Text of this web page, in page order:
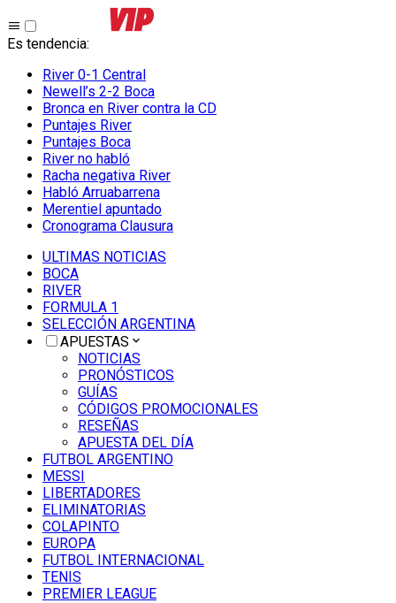
Es tendencia:
River 0-1 Central
Newell’s 2-2 Boca
Bronca en River contra la CD
Puntajes River
Puntajes Boca
River no habló
Racha negativa River
Habló Arruabarrena
Merentiel apuntado
Cronograma Clausura
ULTIMAS NOTICIAS
BOCA
RIVER
FORMULA 1
SELECCIÓN ARGENTINA
APUESTAS
NOTICIAS
PRONÓSTICOS
GUÍAS
CÓDIGOS PROMOCIONALES
RESEÑAS
APUESTA DEL DÍA
FUTBOL ARGENTINO
MESSI
LIBERTADORES
ELIMINATORIAS
COLAPINTO
EUROPA
FUTBOL INTERNACIONAL
TENIS
PREMIER LEAGUE